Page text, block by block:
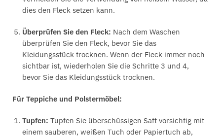
dies den Fleck setzen kann.
Überprüfen Sie den Fleck: Nach dem Waschen
überprüfen Sie den Fleck, bevor Sie das
Kleidungsstück trocknen. Wenn der Fleck immer noch
sichtbar ist, wiederholen Sie die Schritte 3 und 4,
bevor Sie das Kleidungsstück trocknen.
Für Teppiche und Polstermöbel:
Tupfen: Tupfen Sie überschüssigen Saft vorsichtig mit
einem sauberen, weißen Tuch oder Papiertuch ab,